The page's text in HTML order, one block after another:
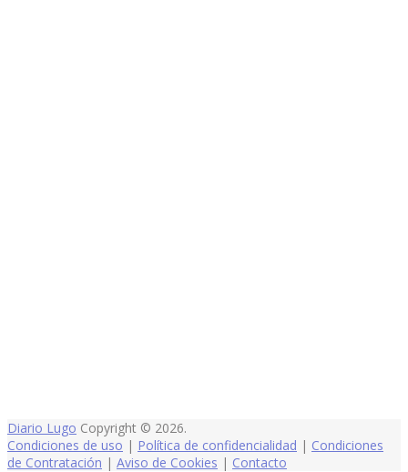
Diario Lugo Copyright © 2026.
Condiciones de uso | Política de confidencialidad | Condiciones
de Contratación | Aviso de Cookies | Contacto